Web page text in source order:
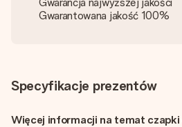
Gwarantowana jakość 100%
Specyfikacje prezentów
Więcej informacji na temat